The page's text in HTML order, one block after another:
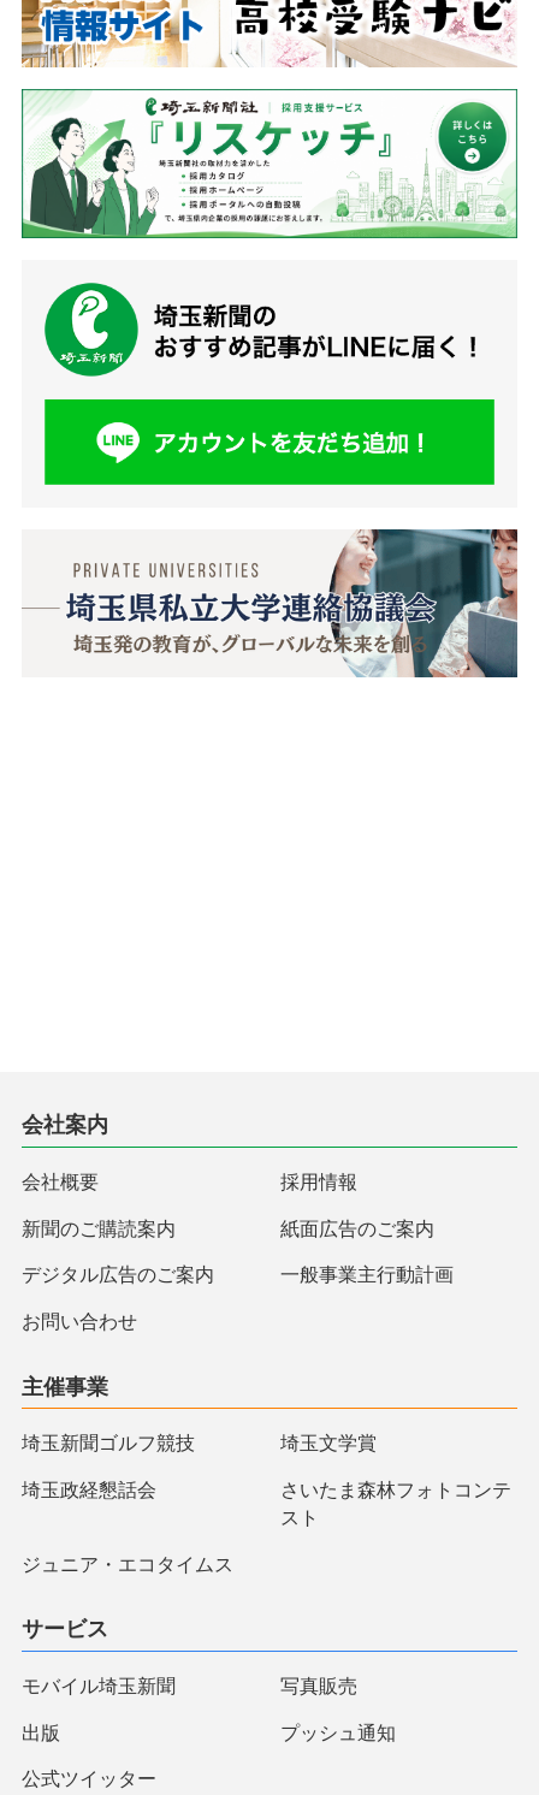
会社案内
会社概要 採用情報
新聞のご購読案内 紙面広告のご案内
デジタル広告のご案内 一般事業主行動計画
お問い合わせ
主催事業
埼玉新聞ゴルフ競技 埼玉文学賞
埼玉政経懇話会
さいたま森林フォトコンテ
スト
ジュニア・エコタイムス
サービス
モバイル埼玉新聞 写真販売
出版 プッシュ通知
公式ツイッター